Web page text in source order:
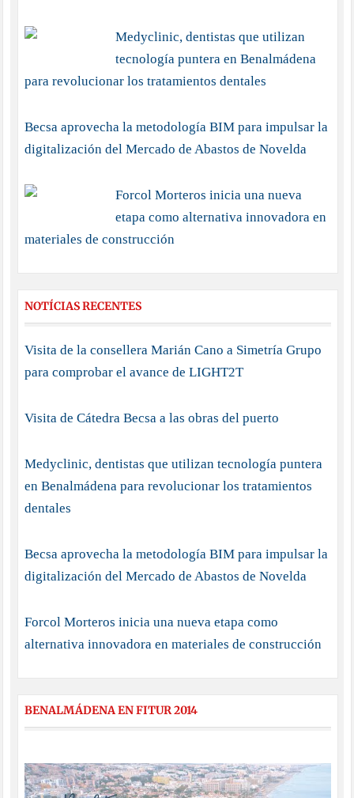
Medyclinic, dentistas que utilizan
tecnología puntera en Benalmádena
para revolucionar los tratamientos dentales
Becsa aprovecha la metodología BIM para impulsar la
digitalización del Mercado de Abastos de Novelda
Forcol Morteros inicia una nueva
etapa como alternativa innovadora en
materiales de construcción
NOTÍCIAS RECENTES
Visita de la consellera Marián Cano a Simetría Grupo
para comprobar el avance de LIGHT2T
Visita de Cátedra Becsa a las obras del puerto
Medyclinic, dentistas que utilizan tecnología puntera
en Benalmádena para revolucionar los tratamientos
dentales
Becsa aprovecha la metodología BIM para impulsar la
digitalización del Mercado de Abastos de Novelda
Forcol Morteros inicia una nueva etapa como
alternativa innovadora en materiales de construcción
BENALMÁDENA EN FITUR 2014